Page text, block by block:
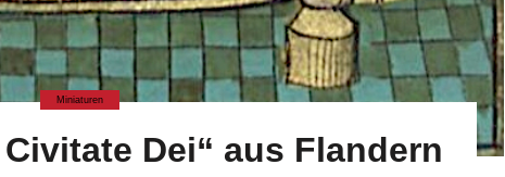
Miniaturen
Dei“ aus Flandern